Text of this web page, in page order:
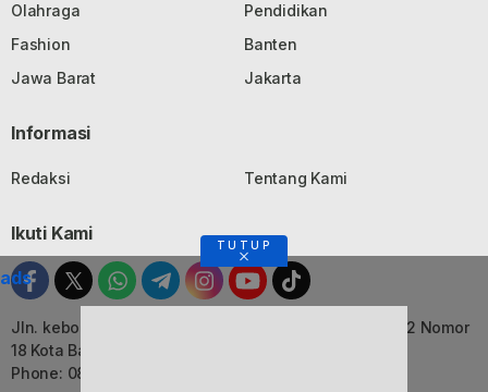
Olahraga
Pendidikan
Fashion
Banten
Jawa Barat
Jakarta
Informasi
Redaksi Tentang Kami
Ikuti Kami
Jln. kebon Jati, Komplek Ruko Luxor Permai Kavling 22 Nomor
18 Kota Bandung, Jawa Barat
Phone: 082116055552
TUTUP
ads